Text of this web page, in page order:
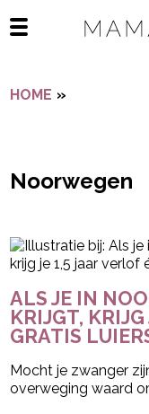
Open het mobiele
HOME »
Noorwegen
ALS JE IN
KRIJGT, KRIJG
GRATIS
Mocht je zwanger
overweging waard